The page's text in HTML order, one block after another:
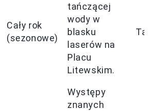
Cały rok
(sezonowe)
tańczącej
wody w
blasku
laserów na
Placu
Litewskim.
Tak
Występy
znanych